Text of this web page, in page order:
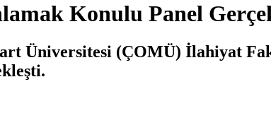
Konulu Panel
Üniversitesi (ÇOMÜ) İlahiyat